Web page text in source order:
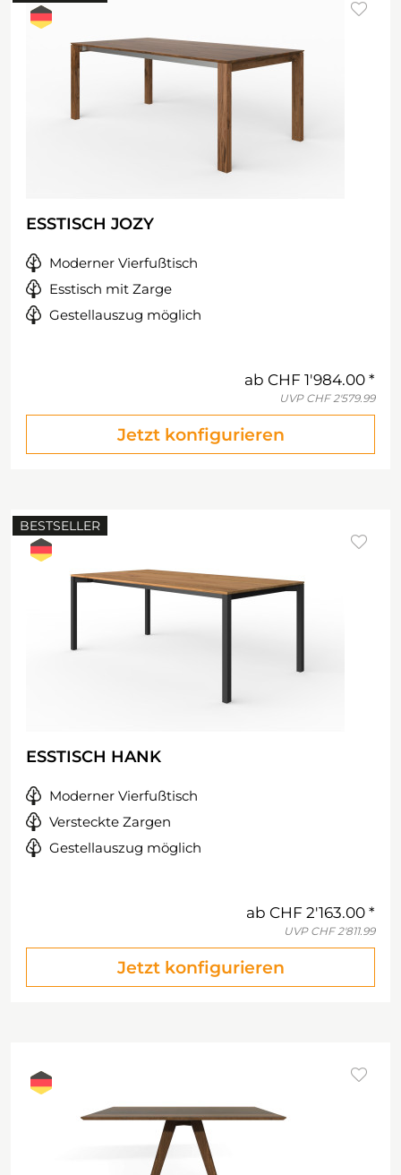
ESSTISCH JOZY
Moderner Vierfußtisch
Esstisch mit Zarge
Gestellauszug möglich
ab CHF 1'984.00
UVP CHF 2'579.99
Jetzt konfigurieren
BESTSELLER
ESSTISCH HANK
Moderner Vierfußtisch
Versteckte Zargen
Gestellauszug möglich
ab CHF 2'163.00
UVP CHF 2'811.99
Jetzt konfigurieren